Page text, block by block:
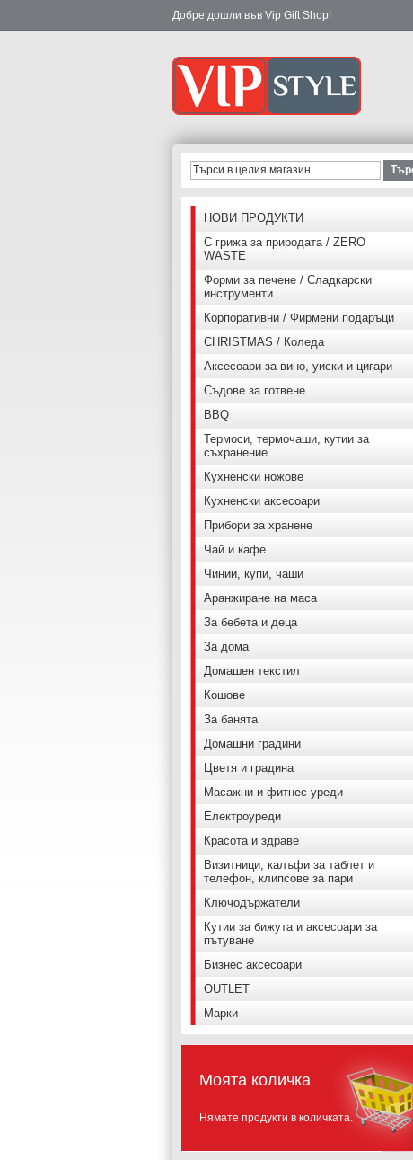
Добре дошли във Vip Gift Shop!
НОВИ ПРОДУКТИ
С грижа за природата / ZERO
WASTE
Форми за печене / Сладкарски
инструменти
Корпоративни / Фирмени подаръци
CHRISTMAS / Коледа
Аксесоари за вино, уиски и цигари
Съдове за готвене
BBQ
Термоси, термочаши, кутии за
съхранение
Кухненски ножове
Кухненски аксесоари
Прибори за хранене
Чай и кафе
Чинии, купи, чаши
Аранжиране на маса
За бебета и деца
За дома
Домашен текстил
Кошове
За банята
Домашни градини
Цветя и градина
Масажни и фитнес уреди
Електроуреди
Красота и здраве
Визитници, калъфи за таблет и
телефон, клипсове за пари
Ключодържатели
Кутии за бижута и аксесоари за
пътуване
Бизнес аксесоари
OUTLET
Марки
Моята количка
Нямате продукти в количката.